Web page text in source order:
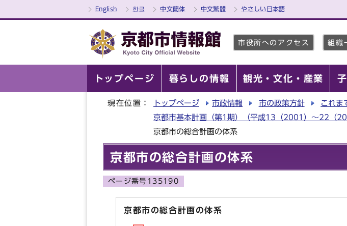
English 한글 中文簡体 中文繁體 やさしい日本語
市役所へのアクセス 組織
トップページ 暮らしの情報 観光・文化・産業
現在位置： トップページ 市政情報 市の政策方針 これま
京都市基本計画（第1期）（平成13（2001）～22（
京都市の総合計画の体系
京都市の総合計画の体系
ページ番号135190
京都市の総合計画の体系